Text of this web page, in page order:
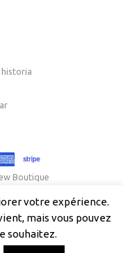
historia
Boutique
votre expérience.
mais vous pouvez
souhaitez.
English( Inglés)